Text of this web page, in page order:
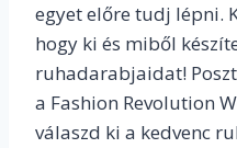
egyet előre tudj lépni.
hogy ki és miből
ruhadarabjaidat!
a Fashion Revolution
válaszd ki a kedvenc